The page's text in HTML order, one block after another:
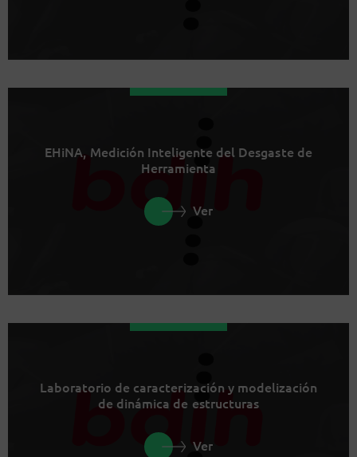
EHiNA, Medición Inteligente del Desgaste de
Herramienta
Ver
Laboratorio de caracterización y modelización
de dinámica de estructuras
Ver